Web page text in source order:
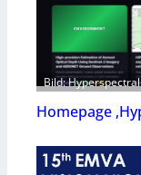
Bild:
Homepage